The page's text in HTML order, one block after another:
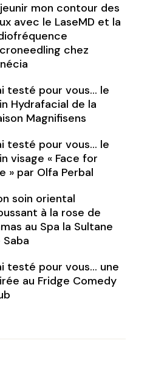
mon contour des
avec le LaseMD et la
chez
testé pour vous… le
Hydrafacial de la
Magnifisens
testé pour vous… le
visage « Face for
» par Olfa Perbal
soin oriental
à la rose de
au Spa la Sultane
Saba
testé pour vous… une
au Fridge Comedy